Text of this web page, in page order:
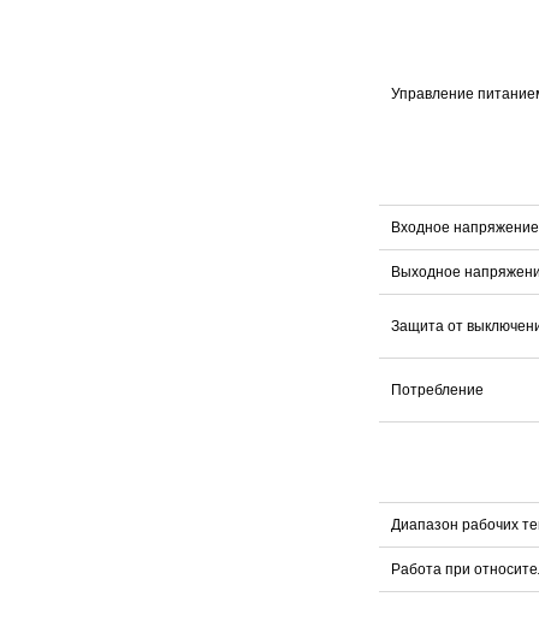
Управление
Входное напряжение
Выходное
Защита от
Потребление
Диапазон рабочих
Работа при